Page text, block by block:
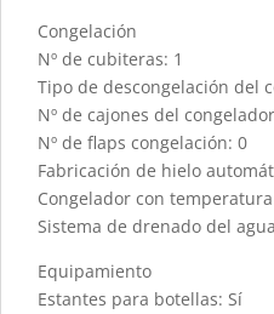
Congelación
Nº de cubiteras: 1
Tipo de descongelación del
Nº de cajones del
Nº de flaps congelación: 0
Fabricación de hielo
Congelador con
Sistema de drenado del
Equipamiento
Estantes para botellas: Sí